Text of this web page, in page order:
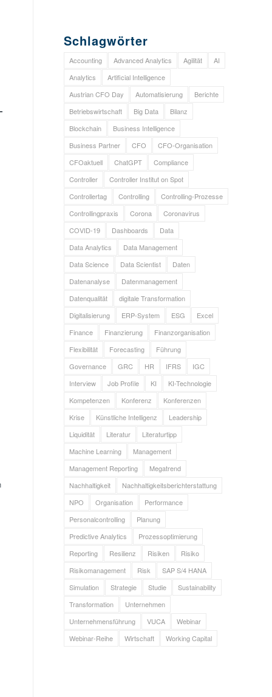
Schlagwörter
Accounting Advanced Analytics Agilität
AI
Analytics
Artificial Intelligence
Austrian CFO Day
Automatisierung
Berichte
Betriebswirtschaft
Big Data
Bilanz
Blockchain
Business Intelligence
Business Partner
CFO
CFO-Organisation
CFOaktuell
ChatGPT
Compliance
Controller
Controller Institut on Spot
Controllertag
Controlling
Controlling-Prozesse
Controllingpraxis
Corona
Coronavirus
COVID-19
Dashboards
Data
Data Analytics
Data Management
Data Science
Data Scientist
Daten
Datenanalyse
Datenmanagement
Datenqualität
digitale Transformation
Digitalisierung
ERP-System ESG
Excel
Finance
Finanzierung
Finanzorganisation
Flexibilität
Forecasting
Führung
Governance
GRC HR IFRS
IGC
Interview
Job Profile KI
KI-Technologie
Kompetenzen
Konferenz
Konferenzen
Krise
Künstliche Intelligenz
Leadership
Liquidität
Literatur
Literaturtipp
Machine Learning
Management
Management Reporting
Megatrend
Nachhaltigkeit
Nachhaltigkeitsberichterstattung
NPO
Organisation
Performance
Personalcontrolling
Planung
Predictive Analytics
Prozessoptimierung
Reporting
Resilienz Risiken
Risiko
Risikomanagement
Risk
SAP S/4 HANA
Simulation
Strategie Studie
Sustainability
Transformation
Unternehmen
Unternehmensführung
VUCA
Webinar
Webinar-Reihe
Wirtschaft Working Capital